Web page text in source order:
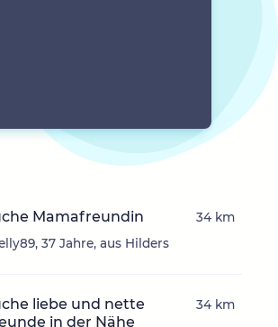
Mamafreundin
37 Jahre, aus Hilders
34 km
liebe und nette
in der Nähe
34 km